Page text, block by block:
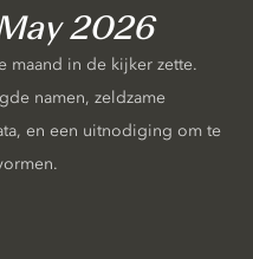
2026
maand in de kijker zette.
namen, zeldzame
en een uitnodiging om te